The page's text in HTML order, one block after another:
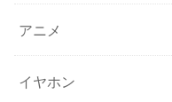
アニメ
イヤホン